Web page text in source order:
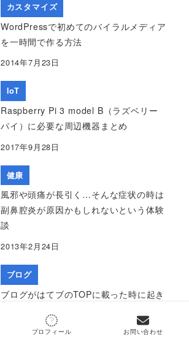
カスタマイズ
WordPressで初めてのバイラルメディア
を一時間で作る方法
2014年7月23日
IoT
Raspberry Pi 3 model B（ラズベリー
パイ）に必要な周辺機器まとめ
2017年9月28日
健康
風邪や頭痛が長引く…そんな症状の時は
副鼻腔炎が原因かもしれないという体験
談
2013年2月24日
ブログ
ブログがはてブのTOPに載った時に起き
2018年2月13日
プロフィール お問い合わせ